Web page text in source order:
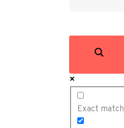
Exact